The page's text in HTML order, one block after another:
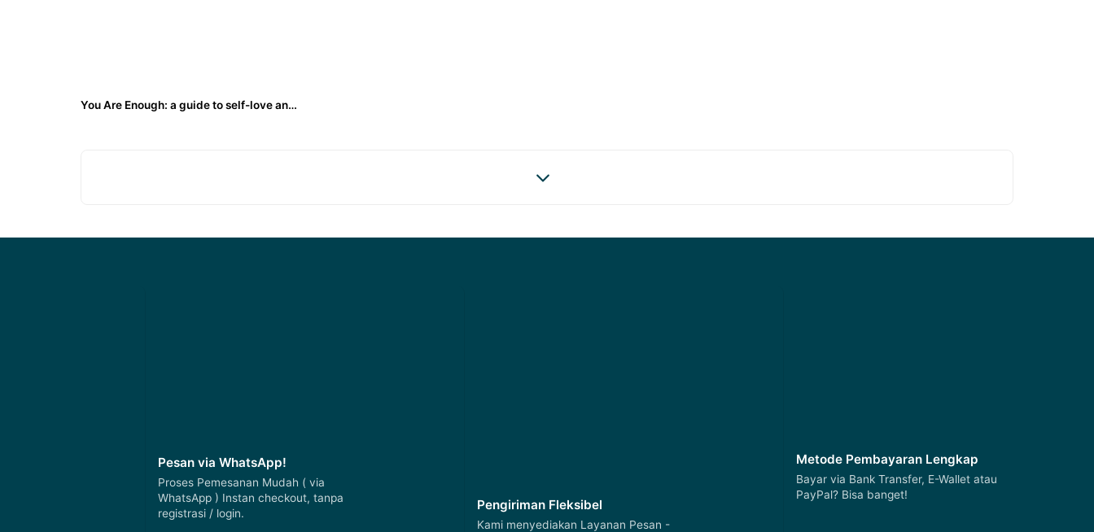
You Are Enough: a guide to self-love and be kind to yourself - Rara Noormega
Pesan via WhatsApp!
Proses Pemesanan Mudah ( via
WhatsApp ) Instan checkout, tanpa
registrasi / login.
Pengiriman Fleksibel
Kami menyediakan Layanan Pesan -
Metode Pembayaran Lengkap
Bayar via Bank Transfer, E-Wallet atau
PayPal? Bisa banget!